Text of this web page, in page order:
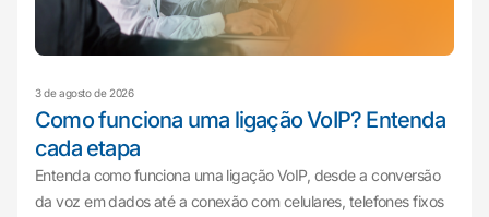
3 de agosto de 2026
Como funciona uma ligação VoIP? Entenda
cada etapa
Entenda como funciona uma ligação VoIP, desde a conversão
da voz em dados até a conexão com celulares, telefones fixos